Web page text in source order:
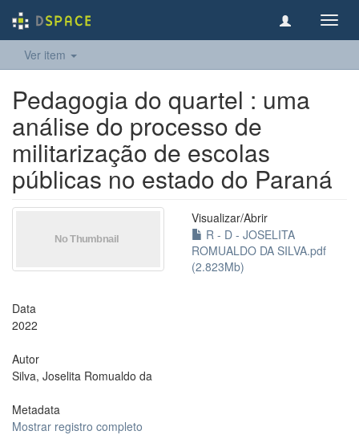
Ver item
Pedagogia do quartel : uma
análise do processo de
militarização de escolas
públicas no estado do Paraná
Visualizar/Abrir
R - D - JOSELITA
ROMUALDO DA SILVA.pdf
(2.823Mb)
Data
2022
Autor
Silva, Joselita Romualdo da
Metadata
Mostrar registro completo